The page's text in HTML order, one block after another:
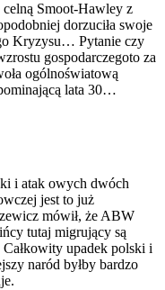
celną Smoot-Hawley z
dorzuciła swoje
Kryzysu… Pytanie czy
gospodarczegoto za
ogólnoświatową
lata 30…
i atak owych dwóch
jest to już
mówił, że ABW
tutaj migrujący są
Całkowity upadek polski i
naród byłby bardzo